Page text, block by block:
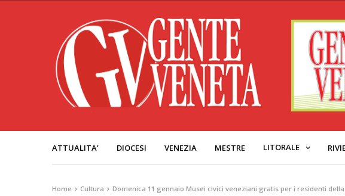
ATTUALITA’ DIOCESI VENEZIA MESTRE LITORALE
Home Cultura Domenica 11 gennaio Musei civici veneziani gratis per i residenti